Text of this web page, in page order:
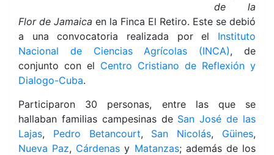
de la
Flor de Jamaica en la Finca El Retiro. Este se debió
a una convocatoria realizada por el Instituto
Nacional de Ciencias Agrícolas (INCA), de
conjunto con el Centro Cristiano de Reflexión y
Dialogo-Cuba.
Participaron 30 personas, entre las que se
hallaban familias campesinas de San José de las
Lajas, Pedro Betancourt, San Nicolás, Güines,
Nueva Paz, Cárdenas y Matanzas; además de los